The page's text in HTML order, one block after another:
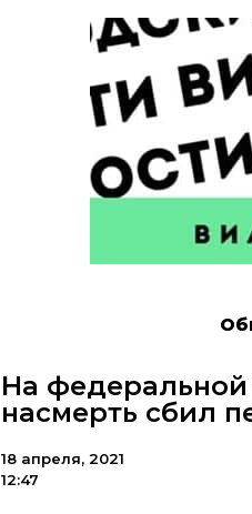
На федеральной
насмерть сбил
18 апреля, 2021
12:47